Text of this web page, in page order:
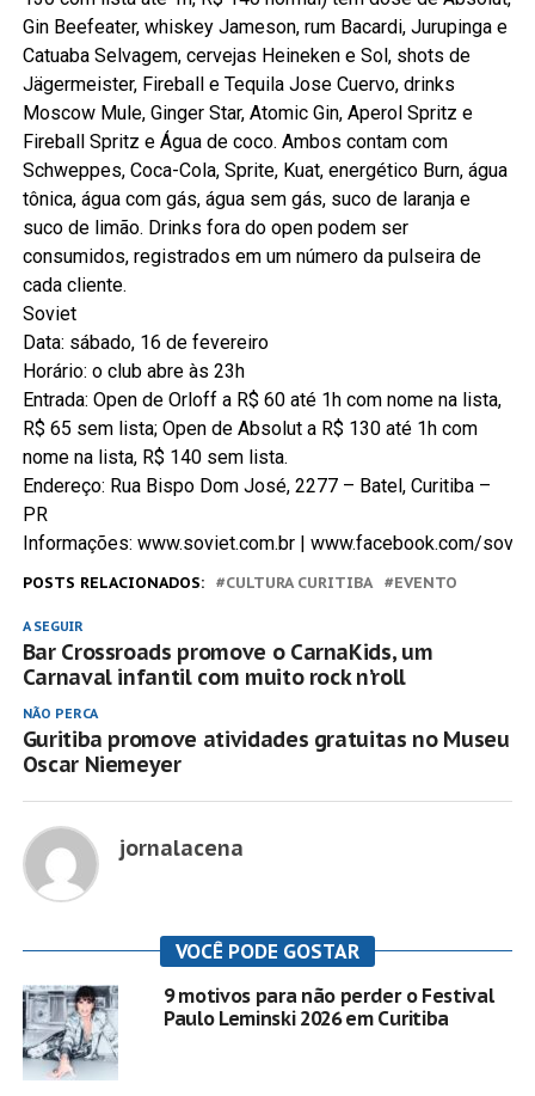
Gin Beefeater, whiskey Jameson, rum Bacardi, Jurupinga e
Catuaba Selvagem, cervejas Heineken e Sol, shots de
Jägermeister, Fireball e Tequila Jose Cuervo, drinks
Moscow Mule, Ginger Star, Atomic Gin, Aperol Spritz e
Fireball Spritz e Água de coco. Ambos contam com
Schweppes, Coca-Cola, Sprite, Kuat, energético Burn, água
tônica, água com gás, água sem gás, suco de laranja e
suco de limão. Drinks fora do open podem ser
consumidos, registrados em um número da pulseira de
cada cliente.
Soviet
Data: sábado, 16 de fevereiro
Horário: o club abre às 23h
Entrada: Open de Orloff a R$ 60 até 1h com nome na lista,
R$ 65 sem lista; Open de Absolut a R$ 130 até 1h com
nome na lista, R$ 140 sem lista.
Endereço: Rua Bispo Dom José, 2277 – Batel, Curitiba –
PR
Informações: www.soviet.com.br | www.facebook.com/
POSTS RELACIONADOS: CULTURA CURITIBA EVENTO
A SEGUIR
Bar Crossroads promove o CarnaKids, um
Carnaval infantil com muito rock n’roll
NÃO PERCA
Guritiba promove atividades gratuitas no Museu
Oscar Niemeyer
jornalacena
VOCÊ PODE GOSTAR
9 motivos para não perder o Festival
Paulo Leminski 2026 em Curitiba